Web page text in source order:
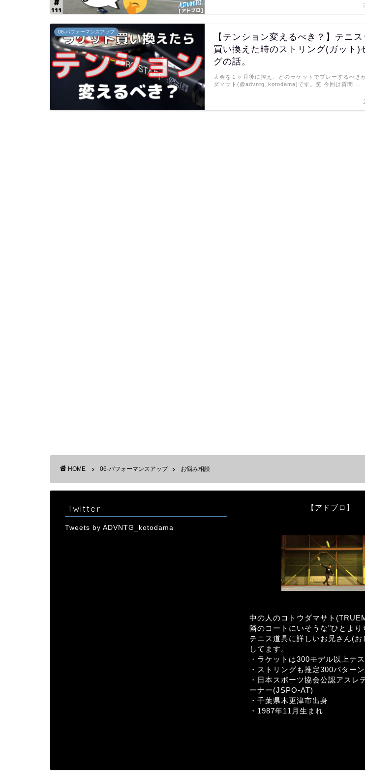
06-パフォーマンスアップ
【テンション変えるべき？】テニ
買い換えた時のストリング(ガット)
グの話。
大会を１ヶ月後に控え、どのラケットでプレーするべき
ダマサト(@advntg_kotodama)です。笑 今回は質問 …
HOME 06-パフォーマンスアップ お悩み相談
Twitter
Tweets by ADVNTG_kotodama
【アドブロ】
中の人のコトウダマサト
隣のコートにいそうな"ひとより
テニス道具に詳しいお兄さん(お
してます。
・ラケットは300モデル以上テス
・ストリングも推定300パター
・日本スポーツ協会公認アスレ
ーナー(JSPO-AT)
・千葉県木更津市出身
・1987年11月生まれ